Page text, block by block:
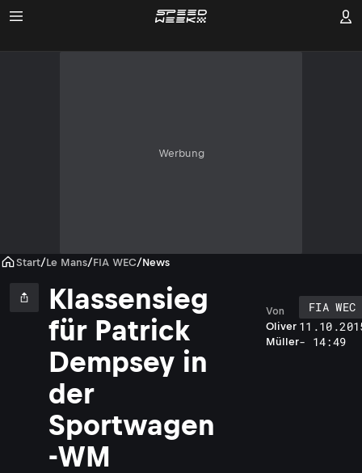
Werbung
Start/Le Mans/FIA WEC/News
Klassensieg
für Patrick
Dempsey in
der
Sportwagen
-WM
Oliver
Müller
Von
FIA WEC
- 14:49